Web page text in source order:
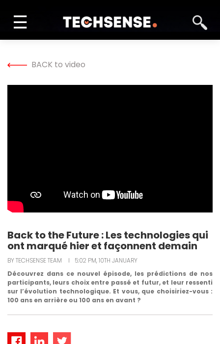
☰
INFORM
GALLERY
ABOUT US
CONTACT US
BACK to video
Back to the Future : Les technologies qui
ont marqué hier et façonnent demain
BY TECHSENSE TEAM I
5:02 PM, 10TH JANUARY
Découvrez dans ce nouvel épisode, les prédictions de nos
participants, leurs choix entre passé et futur, et leur ressenti
sur l’évolution technologique. Et vous, que choisiriez-vous :
100 ans en arrière ou 100 ans en avant ?